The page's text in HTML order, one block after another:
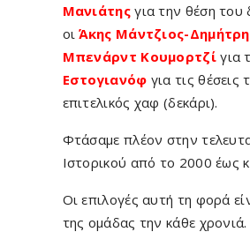
Μανιάτης για την θέση του
οιΆκης Μάντζιος-
Μπενάρντ Κουμορτζίγια
Εστογιανόφ για τις
επιτελικός χαφ (δεκάρι).
Φτάσαμε πλέον στην
Ιστορικού από το 2000 έως
Οι επιλογές αυτή τη φορά
της ομάδας την κάθε χρονιά.